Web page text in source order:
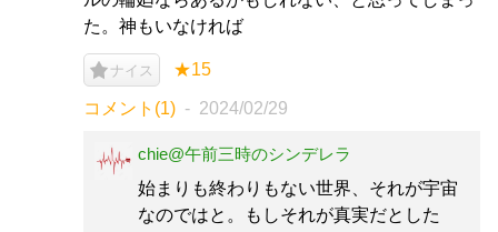
た。神もいなければ
ナイス ★15
コメント(1) 2024/02/29
chie@午前三時のシンデレラ
始まりも終わりもない世界、それが宇宙
なのではと。もしそれが真実だとした